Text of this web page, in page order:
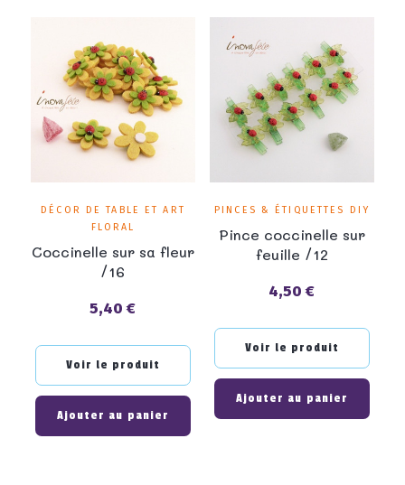
DÉCOR DE TABLE ET ART
FLORAL
Coccinelle sur sa fleur
/16
Prix
5,40 €
Voir le produit
Ajouter au panier
PINCES & ÉTIQUETTES DIY
Pince coccinelle sur
feuille /12
Prix
4,50 €
Voir le produit
Ajouter au panier